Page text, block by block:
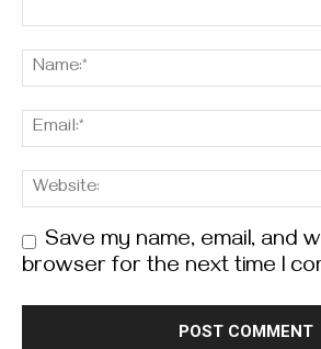
Save my name, email, and
browser for the next time I